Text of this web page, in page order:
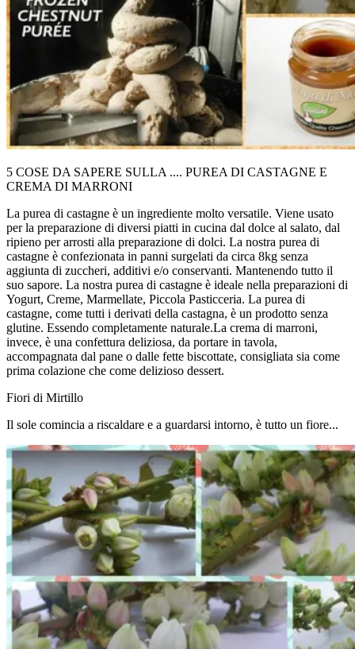
5 COSE DA SAPERE SULLA .... PUREA DI CASTAGNE E
CREMA DI MARRONI
La purea di castagne è un ingrediente molto versatile. Viene usato
per la preparazione di diversi piatti in cucina dal dolce al salato, dal
ripieno per arrosti alla preparazione di dolci. La nostra purea di
castagne è confezionata in panni surgelati da circa 8kg senza
aggiunta di zuccheri, additivi e/o conservanti. Mantenendo tutto il
suo sapore. La nostra purea di castagne è ideale nella preparazioni di
Yogurt, Creme, Marmellate, Piccola Pasticceria. La purea di
castagne, come tutti i derivati della castagna, è un prodotto senza
glutine. Essendo completamente naturale.La crema di marroni,
invece, è una confettura deliziosa, da portare in tavola,
accompagnata dal pane o dalle fette biscottate, consigliata sia come
prima colazione che come delizioso dessert.
Fiori di Mirtillo
Il sole comincia a riscaldare e a guardarsi intorno, è tutto un fiore...